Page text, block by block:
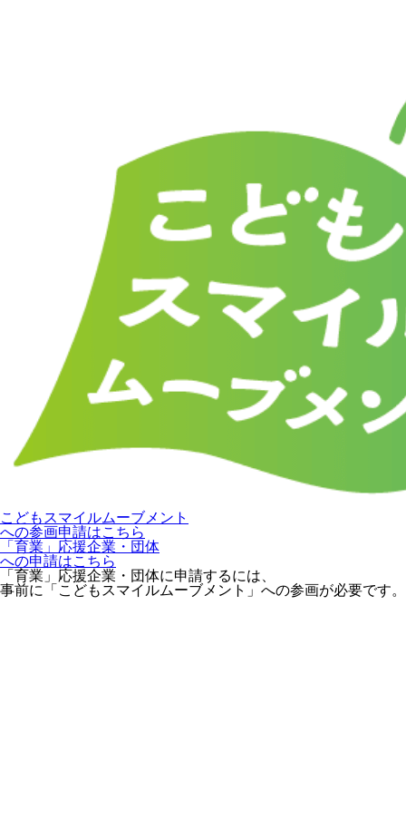
こどもスマイルムーブメント
への参画申請はこちら
「育業」応援企業・団体
への申請はこちら
「育業」応援企業・団体に申請するには、
事前に「こどもスマイルムーブメント」への参画が必要です。